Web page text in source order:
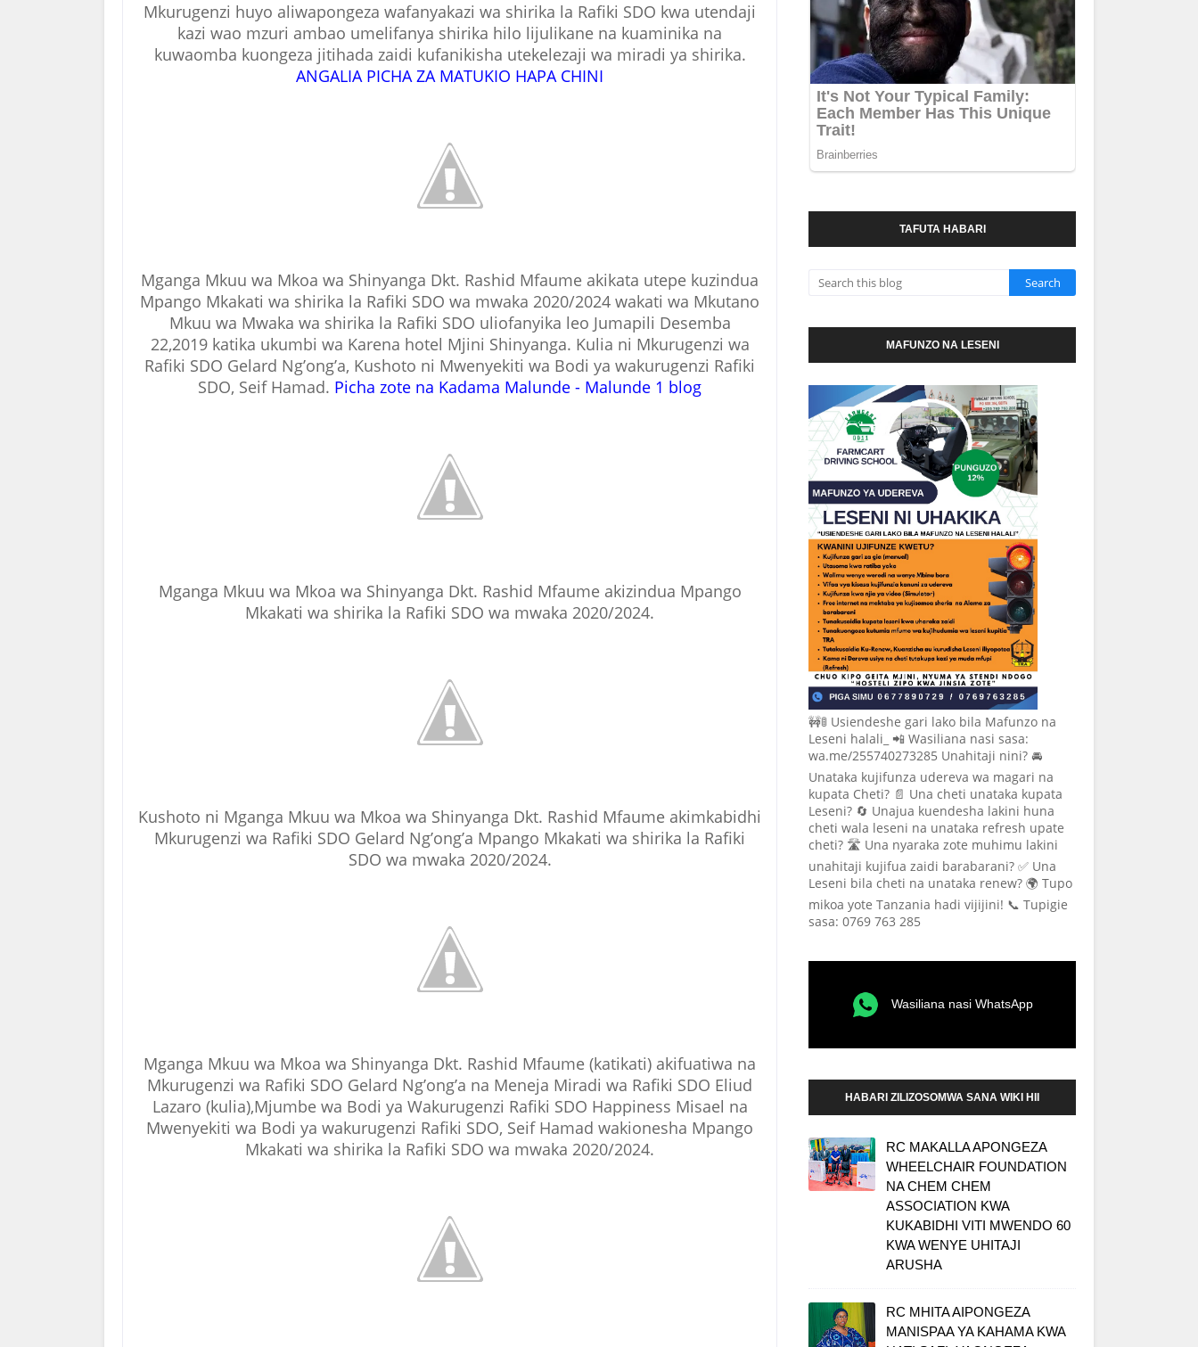
Mkurugenzi huyo aliwapongeza wafanyakazi wa shirika la Rafiki SDO kwa utendaji
kazi wao mzuri ambao umelifanya shirika hilo lijulikane na kuaminika na
kuwaomba kuongeza jitihada zaidi kufanikisha utekelezaji wa miradi ya shirika.
ANGALIA PICHA ZA MATUKIO HAPA CHINI
Mganga Mkuu wa Mkoa wa Shinyanga Dkt. Rashid Mfaume akikata utepe kuzindua
Mpango Mkakati wa shirika la Rafiki SDO wa mwaka 2020/2024 wakati wa Mkutano
Mkuu wa Mwaka wa shirika la Rafiki SDO uliofanyika leo Jumapili Desemba
22,2019 katika ukumbi wa Karena hotel Mjini Shinyanga. Kulia ni Mkurugenzi wa
Rafiki SDO Gelard Ng’ong’a, Kushoto ni Mwenyekiti wa Bodi ya wakurugenzi Rafiki
SDO, Seif Hamad. Picha zote na Kadama Malunde - Malunde 1 blog
Mganga Mkuu wa Mkoa wa Shinyanga Dkt. Rashid Mfaume akizindua Mpango
Mkakati wa shirika la Rafiki SDO wa mwaka 2020/2024.
Kushoto ni Mganga Mkuu wa Mkoa wa Shinyanga Dkt. Rashid Mfaume akimkabidhi
Mkurugenzi wa Rafiki SDO Gelard Ng’ong’a Mpango Mkakati wa shirika la Rafiki
SDO wa mwaka 2020/2024.
Mganga Mkuu wa Mkoa wa Shinyanga Dkt. Rashid Mfaume (katikati) akifuatiwa na
Mkurugenzi wa Rafiki SDO Gelard Ng’ong’a na Meneja Miradi wa Rafiki SDO Eliud
Lazaro (kulia),Mjumbe wa Bodi ya Wakurugenzi Rafiki SDO Happiness Misael na
Mwenyekiti wa Bodi ya wakurugenzi Rafiki SDO, Seif Hamad wakionesha Mpango
Mkakati wa shirika la Rafiki SDO wa mwaka 2020/2024.
TAFUTA HABARI
MAFUNZO NA LESENI
🚧🚦 Usiendeshe gari lako bila Mafunzo na
Leseni halali_ 📲 Wasiliana nasi sasa:
wa.me/255740273285 Unahitaji nini? 🚘
Unataka kujifunza udereva wa magari na
kupata Cheti? 📄 Una cheti unataka kupata
Leseni? 🔄 Unajua kuendesha lakini huna
cheti wala leseni na unataka refresh upate
cheti? 🛣️ Una nyaraka zote muhimu lakini
unahitaji kujifua zaidi barabarani? ✅ Una
Leseni bila cheti na unataka renew? 🌍 Tupo
mikoa yote Tanzania hadi vijijini! 📞 Tupigie
sasa: 0769 763 285
Wasiliana nasi WhatsApp
HABARI ZILIZOSOMWA SANA WIKI HII
RC MAKALLA APONGEZA
WHEELCHAIR FOUNDATION
NA CHEM CHEM
ASSOCIATION KWA
KUKABIDHI VITI MWENDO 60
KWA WENYE UHITAJI
ARUSHA
RC MHITA AIPONGEZA
MANISPAA YA KAHAMA KWA